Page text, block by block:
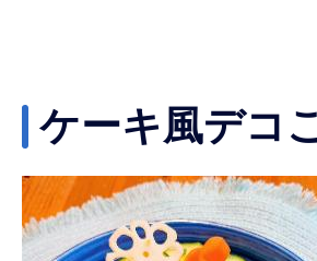
ケーキ風デコ